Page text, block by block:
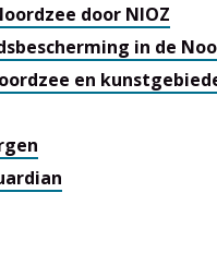
door NIOZ
in de
en